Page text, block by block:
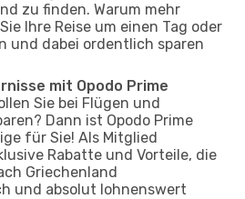
zu finden. Warum mehr
Ihre Reise um einen Tag oder
und dabei ordentlich sparen
mit Opodo Prime
Sie bei Flügen und
Dann ist Opodo Prime
für Sie! Als Mitglied
Rabatte und Vorteile, die
Griechenland
und absolut lohnenswert